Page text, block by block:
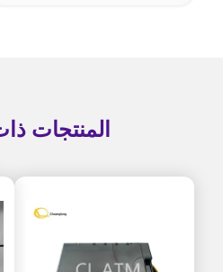
المنتجات